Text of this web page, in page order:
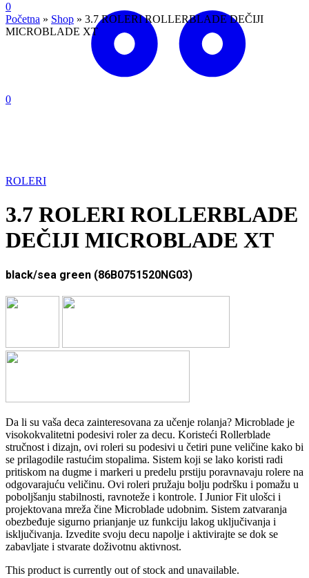
0
0
Početna » Shop » 3.7 ROLERI ROLLERBLADE DEČIJI
MICROBLADE XT
ROLERI
3.7 ROLERI ROLLERBLADE
DEČIJI MICROBLADE XT
black/sea green (86B0751520NG03)
Da li su vaša deca zainteresovana za učenje rolanja? Microblade je
visokokvalitetni podesivi roler za decu. Koristeći Rollerblade
stručnost i dizajn, ovi roleri su podesivi u četiri pune veličine kako bi
se prilagodile rastućim stopalima. Sistem koji se lako koristi radi
pritiskom na dugme i markeri u predelu prstiju poravnavaju rolere na
odgovarajuću veličinu. Ovi roleri pružaju bolju podršku i pomažu u
poboljšanju stabilnosti, ravnoteže i kontrole. I Junior Fit ulošci i
projektovana mreža čine Microblade udobnim. Sistem zatvaranja
obezbeđuje sigurno prianjanje uz funkciju lakog uključivanja i
isključivanja. Izvedite svoju decu napolje i aktivirajte se dok se
zabavljate i stvarate doživotnu aktivnost.
This product is currently out of stock and unavailable.